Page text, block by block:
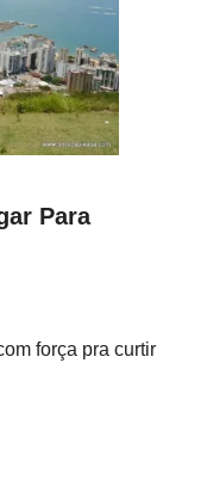
Para
força pra curtir